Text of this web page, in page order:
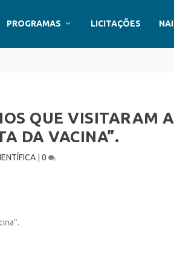
PROGRAMAS LICITAÇÕES NAI
QUE VISITARAM A
DA VACINA”.
|0